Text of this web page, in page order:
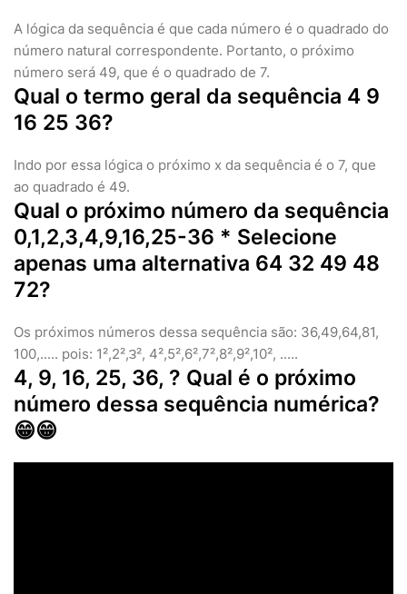
A lógica da sequência é que cada número é o quadrado do
número natural correspondente. Portanto, o próximo
número será 49, que é o quadrado de 7.
Qual o termo geral da sequência 4 9
16 25 36?
Indo por essa lógica o próximo x da sequência é o 7, que
ao quadrado é 49.
Qual o próximo número da sequência
0,1,2,3,4,9,16,25-36 * Selecione
apenas uma alternativa 64 32 49 48
72?
Os próximos números dessa sequência são: 36,49,64,81,
100,..... pois: 1²,2²,౩², 4²,5²,6²,7²,8²,9²,10², .....
4, 9, 16, 25, 36, ? Qual é o próximo
número dessa sequência numérica?
😁😁